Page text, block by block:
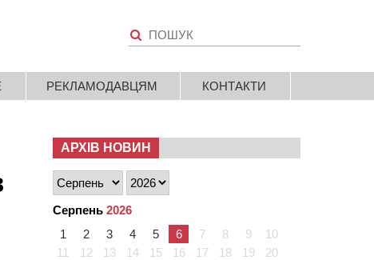
РЕКЛАМОДАВЦЯМ КОНТАКТИ
АРХІВ НОВИН
Серпень 2026
1
2 3 4 5 6 7 8 9
10
11
12 13 14 15 16 17 18 19
20